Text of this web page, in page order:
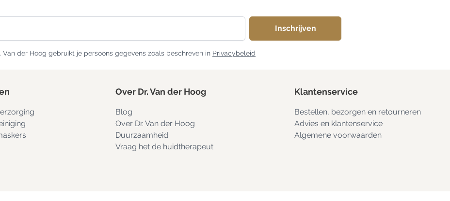
Inschrijven
Van der Hoog gebruikt je persoons gegevens zoals beschreven in Privacybeleid
Over Dr. Van der Hoog
Blog
Over Dr. Van der Hoog
Duurzaamheid
Vraag het de huidtherapeut
Klantenservice
Bestellen, bezorgen en retourneren
Advies en klantenservice
Algemene voorwaarden